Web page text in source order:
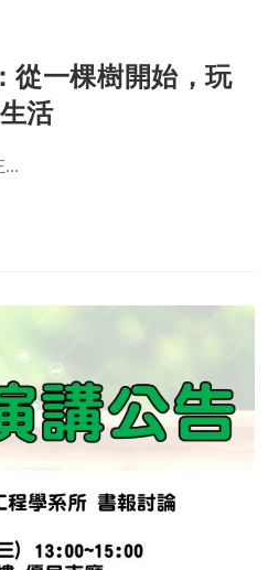
從一棵樹開始，玩
活
...